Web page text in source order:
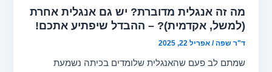
מה זה אנגלית מדוברת? יש גם אנגלית אחרת
(למשל, אקדמית)? – ההבדל שיפתיע אתכם!
ד"ר שפה/אפריל 22, 2025
שמתם לב פעם שהאנגלית שלומדים בכיתה נשמעת